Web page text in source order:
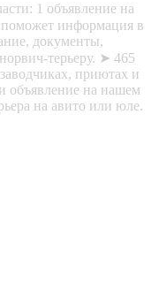
1 объявление на
информация в
документы,
терьеру. ➤ 465
приютах и
объявление на нашем
на авито или юле.